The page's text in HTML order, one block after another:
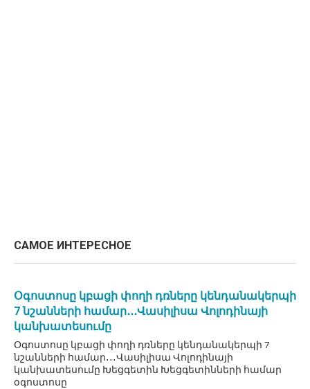
САМОЕ ИНТЕРЕСНОЕ
Օգոստոսը կբացի փողի դռները կենդանակերպի
7 նշանների համար․․․Վասիլիսա Վոլոդինայի
կանխատեսումը
Օգոստոսը կբացի փողի դռները կենդանակերպի 7
նշանների համար․․․Վասիլիսա Վոլոդինայի
կանխատեսումը Խեցգետին Խեցգետինների համար
օգոստոսը